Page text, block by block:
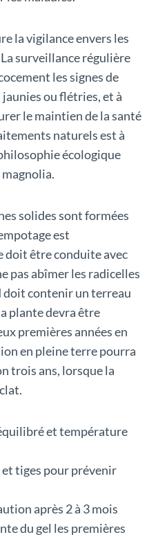
la vigilance envers les
surveillance régulière
les signes de
ou flétries, et à
le maintien de la santé
naturels est à
écologique
solides sont formées
est
doit être conduite avec
pas abîmer les radicelles
doit contenir un terreau
plante devra être
premières années en
en pleine terre pourra
trois ans, lorsque la
et température
tiges pour prévenir
après 2 à 3 mois
du gel les premières